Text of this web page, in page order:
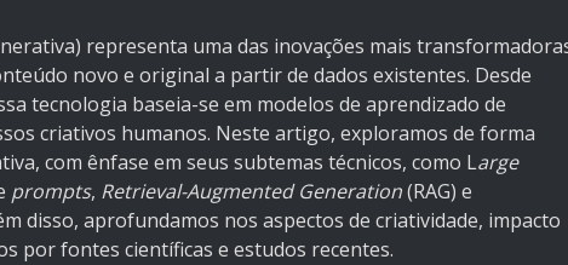
representa uma das inovações mais
novo e original a partir de dados existentes. Desde
tecnologia baseia-se em modelos de aprendizado de
criativos humanos. Neste artigo, exploramos de forma
com ênfase em seus subtemas técnicos, como Large
prompts, Retrieval-Augmented Generation(RAG) e
disso, aprofundamos nos aspectos de criatividade, impacto
por fontes científicas e estudos recentes.